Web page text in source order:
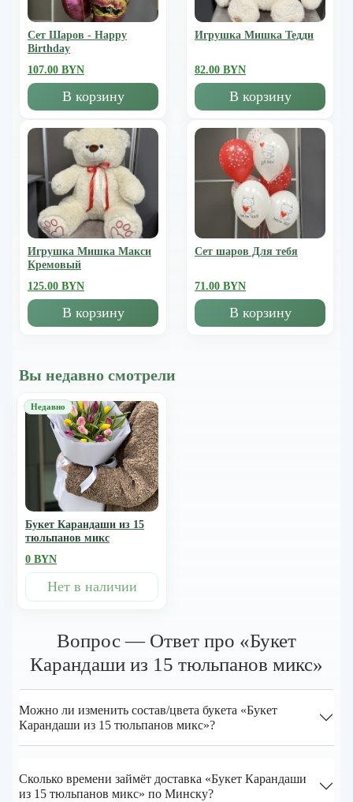
Сет Шаров - Happy
Birthday
107.00 BYN
В корзину
Игрушка Мишка Тедди
82.00 BYN
В корзину
Игрушка Мишка Mакси
Кремовый
125.00 BYN
В корзину
Сет шаров Для тебя
71.00 BYN
В корзину
Вы недавно смотрели
Букет Карандаши из 15
тюльпанов микс
0 BYN
Нет в наличии
Вопрос — Ответ про «Букет
Карандаши из 15 тюльпанов микс»
Можно ли изменить состав/цвета букета «Букет
Карандаши из 15 тюльпанов микс»?
Сколько времени займёт доставка «Букет Карандаши
из 15 тюльпанов микс» по Минску?